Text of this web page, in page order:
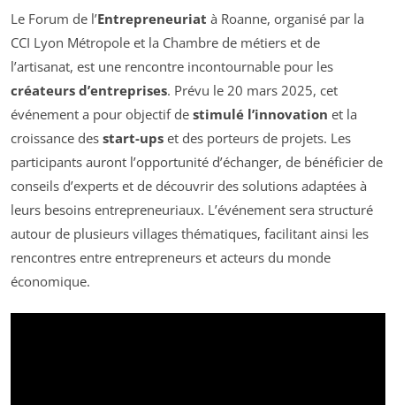
Le Forum de l’Entrepreneuriat à Roanne, organisé par la
CCI Lyon Métropole et la Chambre de métiers et de
l’artisanat, est une rencontre incontournable pour les
créateurs d’entreprises. Prévu le 20 mars 2025, cet
événement a pour objectif de stimulé l’innovation et la
croissance des start-ups et des porteurs de projets. Les
participants auront l’opportunité d’échanger, de bénéficier de
conseils d’experts et de découvrir des solutions adaptées à
leurs besoins entrepreneuriaux. L’événement sera structuré
autour de plusieurs villages thématiques, facilitant ainsi les
rencontres entre entrepreneurs et acteurs du monde
économique.